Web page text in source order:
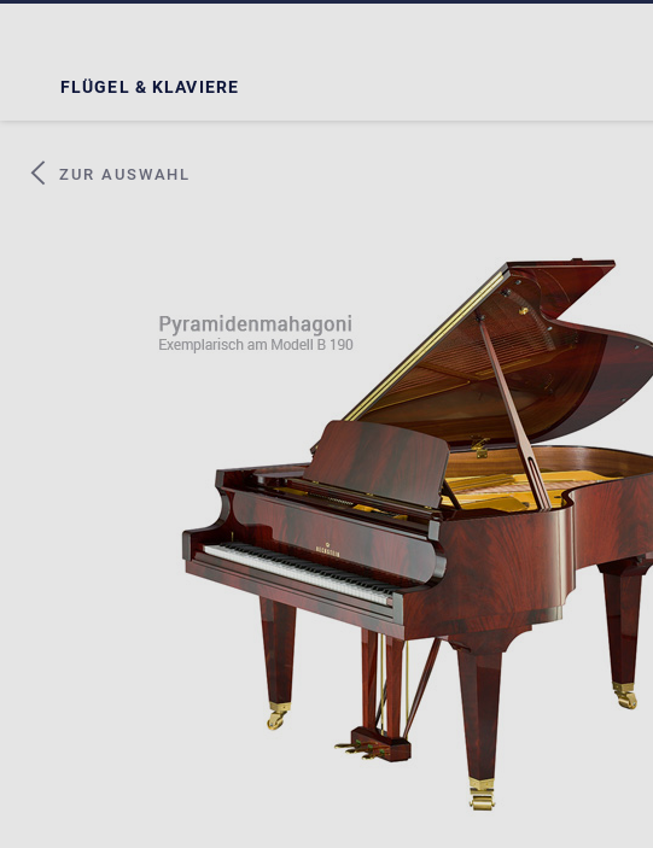
FLÜGEL & KLAVIERE
ZUR AUSWAHL